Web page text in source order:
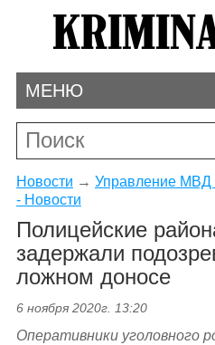
МЕНЮ
Новости → Управление МВД
- Новости
Полицейские
задержали
ложном доносе
6 ноября 2020г. 13:20
Оперативники уголовного